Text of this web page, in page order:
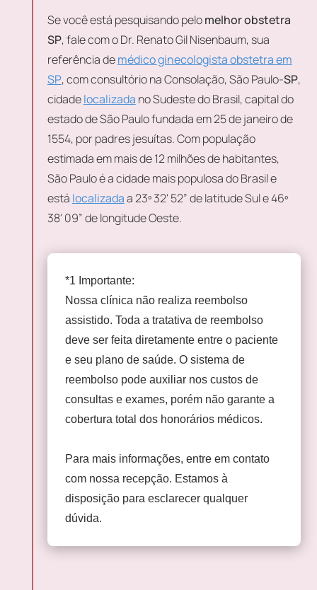
Se você está pesquisando pelomelhor obstetra
SP, fale com o Dr. Renato Gil Nisenbaum, sua
referência demédico ginecologista obstetra em
SP, com consultório na Consolação, São Paulo-SP,
cidadelocalizada no Sudeste do Brasil, capital do
estado de São Paulo fundada em 25 de janeiro de
1554, por padres jesuítas. Com população
estimada em mais de 12 milhões de habitantes,
São Paulo é a cidade mais populosa do Brasil e
está localizadaa 23º 32' 52” de latitude Sul e 46º
38' 09” de longitude Oeste.
*1 Importante:
Nossa clínica não realiza reembolso
assistido. Toda a tratativa de reembolso
deve ser feita diretamente entre o paciente
e seu plano de saúde. O sistema de
reembolso pode auxiliar nos custos de
consultas e exames, porém não garante a
cobertura total dos honorários médicos.
Para mais informações, entre em contato
com nossa recepção. Estamos à
disposição para esclarecer qualquer
dúvida.